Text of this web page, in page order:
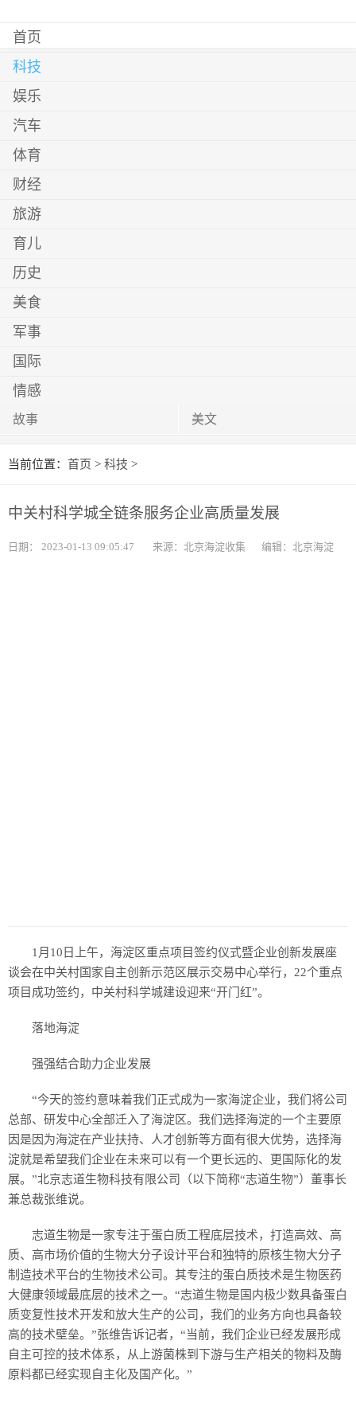
首页
科技
娱乐
汽车
体育
财经
旅游
育儿
历史
美食
军事
国际
情感
故事 美文
当前位置： 首页 > 科技 >
中关村科学城全链条服务企业高质量发展
日期： 2023-01-13 09:05:47 来源：北京海淀收集 编辑：北京海淀
1月10日上午，海淀区重点项目签约仪式暨企业创新发展座
谈会在中关村国家自主创新示范区展示交易中心举行，22个重点
项目成功签约，中关村科学城建设迎来“开门红”。
落地海淀
强强结合助力企业发展
“今天的签约意味着我们正式成为一家海淀企业，我们将公司
总部、研发中心全部迁入了海淀区。我们选择海淀的一个主要原
因是因为海淀在产业扶持、人才创新等方面有很大优势，选择海
淀就是希望我们企业在未来可以有一个更长远的、更国际化的发
展。”北京志道生物科技有限公司（以下简称“志道生物”）董事长
兼总裁张维说。
志道生物是一家专注于蛋白质工程底层技术，打造高效、高
质、高市场价值的生物大分子设计平台和独特的原核生物大分子
制造技术平台的生物技术公司。其专注的蛋白质技术是生物医药
大健康领域最底层的技术之一。“志道生物是国内极少数具备蛋白
质变复性技术开发和放大生产的公司，我们的业务方向也具备较
高的技术壁垒。”张维告诉记者，“当前，我们企业已经发展形成
自主可控的技术体系，从上游菌株到下游与生产相关的物料及酶
原料都已经实现自主化及国产化。”